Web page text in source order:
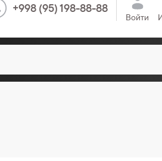
+998 (95) 198-88-88
Войти